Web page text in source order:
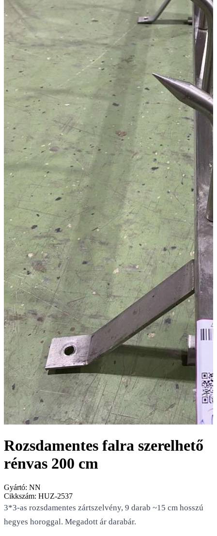
Rozsdamentes falra szerelhető
rénvas 200 cm
Gyártó: NN
Cikkszám: HUZ-2537
3*3-as rozsdamentes zártszelvény, 9 darab ~15 cm hosszú
hegyes horoggal. Megadott ár darabár.